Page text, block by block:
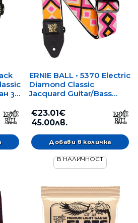
за
ERNIE BALL • 5370 Electric
Diamond Classic
Jacquard Guitar/Bass
бас
€23.01€
45.00лв.
В НАЛИЧНОСТ